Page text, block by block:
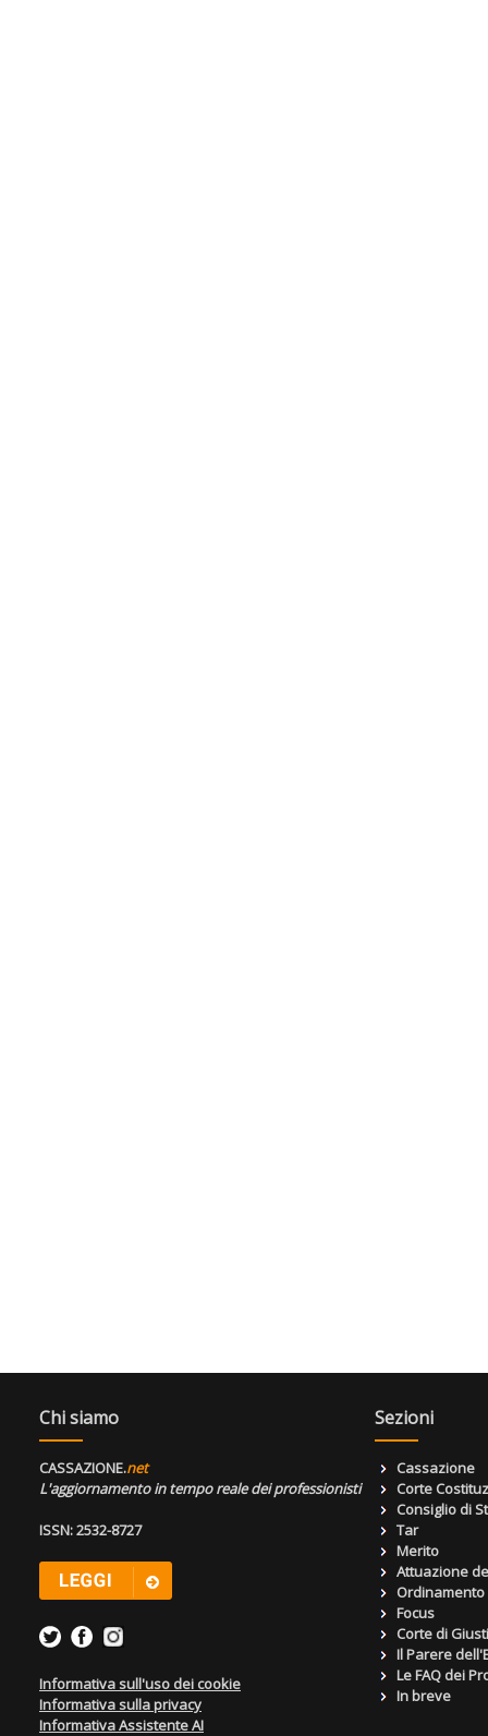
Chi siamo
CASSAZIONE.net
L'aggiornamento in tempo reale dei professionisti
ISSN: 2532-8727
Informativa sull'uso dei cookie
Informativa sulla privacy
Informativa Assistente AI
Sezioni
Cassazione
Corte
Consiglio di
Tar
Merito
Attuazione
Focus
Corte di
Il Parere
Le FAQ dei
In breve